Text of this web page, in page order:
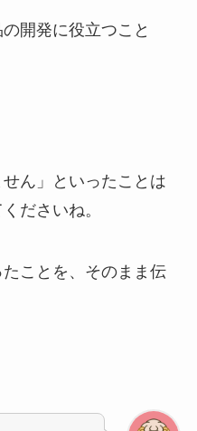
開発に役立つこと
せん」といったことは
ださいね。
ことを、そのまま伝